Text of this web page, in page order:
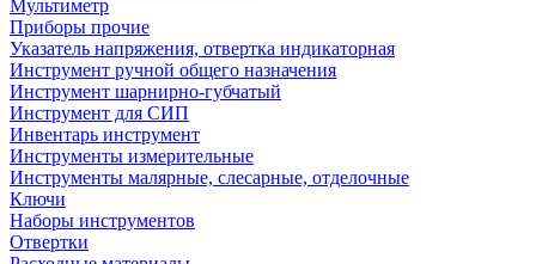
Мультиметр
Приборы прочие
Указатель напряжения, отвертка индикаторная
Инструмент ручной общего назначения
Инструмент шарнирно-губчатый
Инструмент для СИП
Инвентарь инструмент
Инструменты измерительные
Инструменты малярные, слесарные, отделочные
Ключи
Наборы инструментов
Отвертки